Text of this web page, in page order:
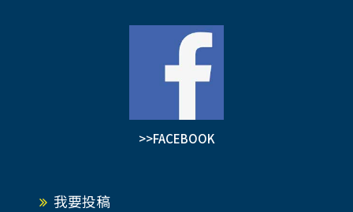
>>FACEBOOK
我要投稿